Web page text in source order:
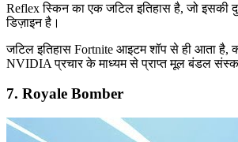
Reflex स्किन का एक जटिल इतिहास है, जो इसकी
डिज़ाइन है।
जटिल इतिहास Fortnite आइटम शॉप से ही आता है,
NVIDIA प्रचार के माध्यम से प्राप्त मूल बंडल
7. Royale Bomber